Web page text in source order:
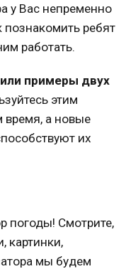
у Вас непременно
познакомить ребят
работать.
примеры двух
этим
время, а новые
их
погоды! Смотрите,
картинки,
мы будем